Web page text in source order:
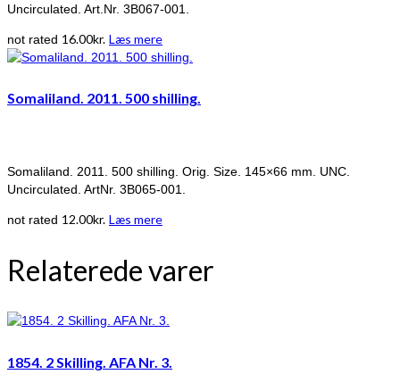
Uncirculated. Art.Nr. 3B067-001.
not rated 16.00kr. Læs mere
Somaliland. 2011. 500 shilling.
Somaliland. 2011. 500 shilling. Orig. Size. 145×66 mm. UNC.
Uncirculated. ArtNr. 3B065-001.
not rated 12.00kr. Læs mere
Relaterede varer
1854. 2 Skilling. AFA Nr. 3.